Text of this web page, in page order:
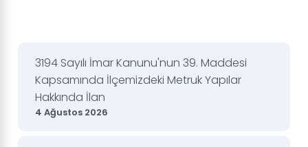
3194 Sayılı İmar Kanunu'nun 39. Maddesi
Kapsamında İlçemizdeki Metruk Yapılar
Hakkında İlan
4 Ağustos 2026